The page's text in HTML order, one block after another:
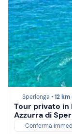
Sperlonga •12
Tour privato in
Azzurra di
Conferma